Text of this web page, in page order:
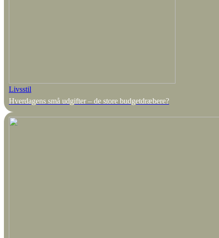
Livsstil
Hverdagens små udgifter – de store budgetdræbere?